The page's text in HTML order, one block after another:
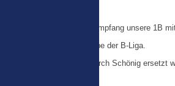
und Trainer
Verfolgerduell
Sonntag gegen Münster empfang unsere 1B
aus der Spitzengruppe der B-Liga.
Ante Krolo, der durch Schönig ersetzt
platz.